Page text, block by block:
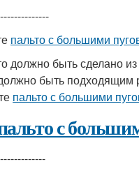
пальто с большими
должно быть сделано
быть
пальто с большими
с